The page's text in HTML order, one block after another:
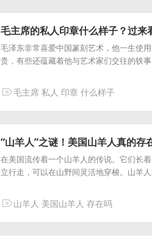
毛主席的私人印章什么样子？过来
毛泽东非常喜爱中国篆刻艺术，他一生使
贵，有些还蕴藏着他与艺术家们交往的轶
毛主席 私人 印章 什么样子
“山羊人”之谜！美国山羊人真的存
在美国流传着一个山羊人的传说。它们长
立行走，可以在山野间灵活地穿梭。山羊
山羊人 美国山羊人 存在吗